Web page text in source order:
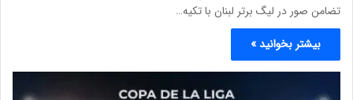
تضامن صور در لیگ برتر لبنان با تکیه…
بیشتر بخوانید »